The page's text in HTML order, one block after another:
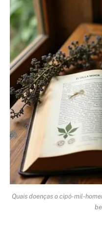
Quais doenças o cipó-mil-